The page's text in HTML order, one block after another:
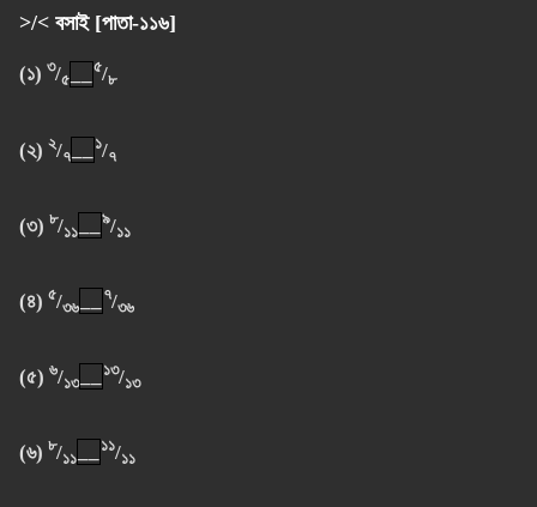
>/< বসাই [পাতা-১১৬]
(১) ৩/৫
৫/৮
(২) ২/৭
১/৭
(৩) ৮/১১
৯/১১
(৪) ৫/৩৬
৭/৩৬
(৫) ৬/১৩
১৩/১৩
(৬) ৮/১১
১১/১১